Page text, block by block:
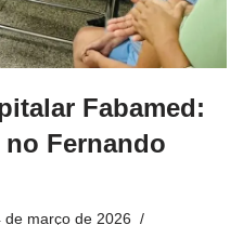
Fabamed:
no Fernando
de março de 2026